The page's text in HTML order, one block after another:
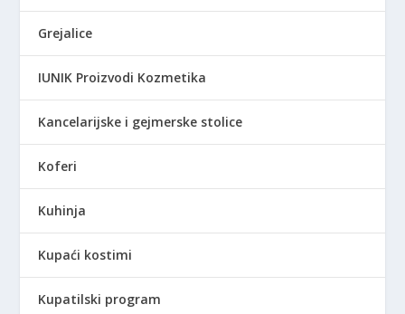
Grejalice
IUNIK Proizvodi Kozmetika
Kancelarijske i gejmerske stolice
Koferi
Kuhinja
Kupaći kostimi
Kupatilski program